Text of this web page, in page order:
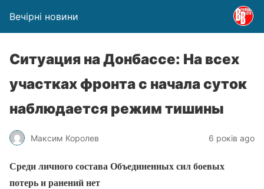
Вечірні новини
Ситуация на Донбассе: На всех
участках фронта с начала суток
наблюдается режим тишины
Максим Королев 6 років ago
Среди личного состава Объединенных сил боевых
потерь и ранений нет